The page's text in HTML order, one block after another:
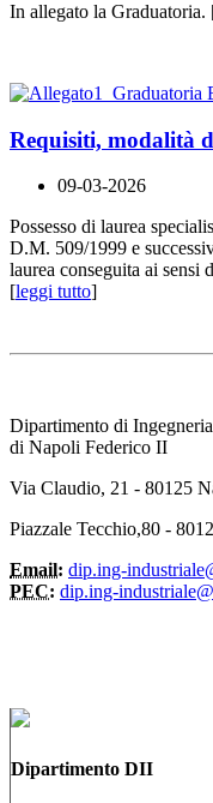
In allegato la Graduatoria.
Requisiti, modalità
09-03-2026
Possesso di laurea
D.M. 509/1999 e
laurea conseguita ai sensi
[leggi tutto]
Dipartimento di
di Napoli Federico II
Via Claudio, 21 - 80125
Piazzale Tecchio,80 -
Email: dip.ing-
PEC: dip.ing-
Dipartimento DII